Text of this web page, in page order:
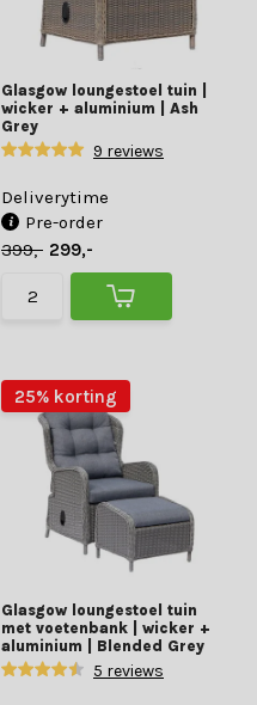
Glasgow loungestoel tuin |
wicker + aluminium | Ash
Grey
9 reviews
Deliverytime
Pre-order
399,- 299,-
25% korting
Glasgow loungestoel tuin
met voetenbank | wicker +
aluminium | Blended Grey
5 reviews